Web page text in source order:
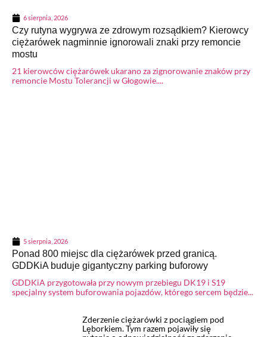
6 sierpnia, 2026
Czy rutyna wygrywa ze zdrowym rozsądkiem? Kierowcy
ciężarówek nagminnie ignorowali znaki przy remoncie
mostu
21 kierowców ciężarówek ukarano za zignorowanie znaków przy
remoncie Mostu Tolerancji w Głogowie....
5 sierpnia, 2026
Ponad 800 miejsc dla ciężarówek przed granicą.
GDDKiA buduje gigantyczny parking buforowy
GDDKiA przygotowała przy nowym przebiegu DK19 i S19
specjalny system buforowania pojazdów, którego sercem będzie...
Zderzenie ciężarówki z pociągiem pod
Lęborkiem. Tym razem pojawiły się